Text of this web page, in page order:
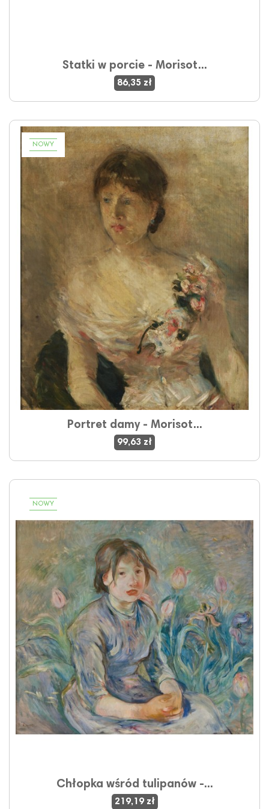
Statki w porcie - Morisot...
86,35 zł
NOWY
Portret damy - Morisot...
99,63 zł
NOWY
Chłopka wśród tulipanów -...
219,19 zł